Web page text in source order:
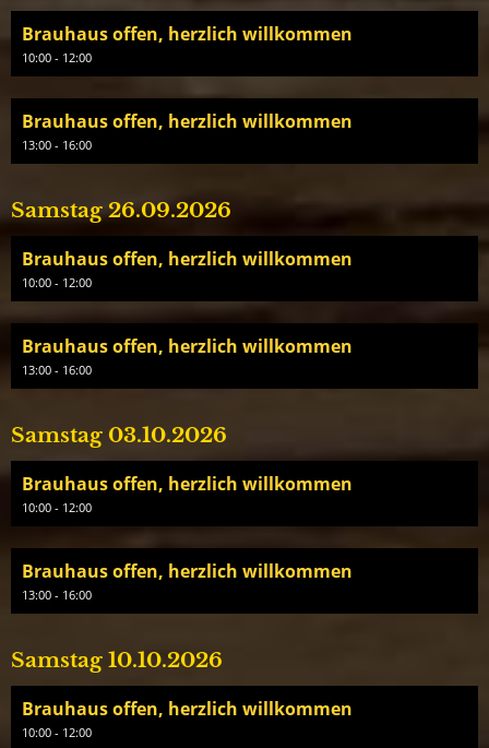
Brauhaus offen, herzlich willkommen
10:00 - 12:00
Brauhaus offen, herzlich willkommen
13:00 - 16:00
Samstag 26.09.2026
Brauhaus offen, herzlich willkommen
10:00 - 12:00
Brauhaus offen, herzlich willkommen
13:00 - 16:00
Samstag 03.10.2026
Brauhaus offen, herzlich willkommen
10:00 - 12:00
Brauhaus offen, herzlich willkommen
13:00 - 16:00
Samstag 10.10.2026
Brauhaus offen, herzlich willkommen
10:00 - 12:00